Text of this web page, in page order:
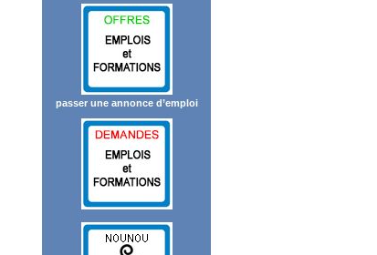
passer une annonce d’emploi